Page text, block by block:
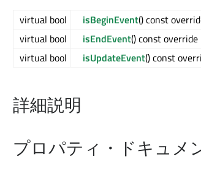
virtual bool isBeginEvent() const
virtual bool
isEndEvent() const override
virtual bool
isUpdateEvent() const
詳細説明
プロパティ・ドキュメ